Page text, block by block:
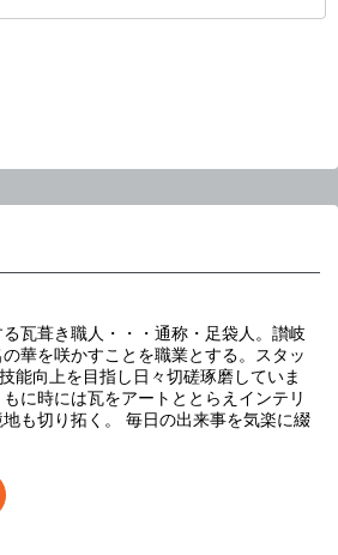
瓦葺き職人・・・通称・足袋人。讃岐
華を咲かすことを職業とする。スタッ
能向上を目指し日々切磋琢磨していま
に時には瓦をアートととらえインテリ
も切り拓く。 毎日の出来事を気楽に綴